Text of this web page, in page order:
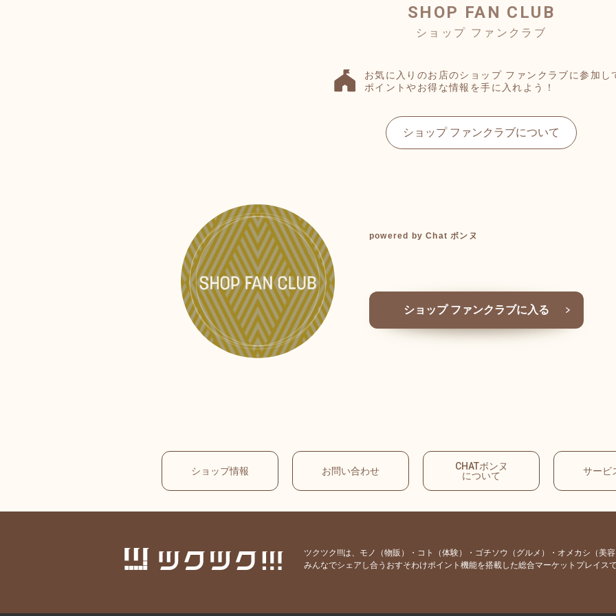
SHOP FAN CLUB
お気に入りのお店のショップ ファンクラブに参加し
ポイントやお得な情報を手に入れよう！
ショップ ファンクラブについて
powered by Chat ボンヌ
ショップ ファンクラブに入る
ショップ情報 お問い合わせ
CHATボンヌ
について
サービ
ツクツク!!!は、モノ（物販）・コト（体験）・ゴチソウ（グルメ）・オメカシ（美
みんなでシェアし合うおすそわけポイント機能を搭載した総合マーケットプレイス